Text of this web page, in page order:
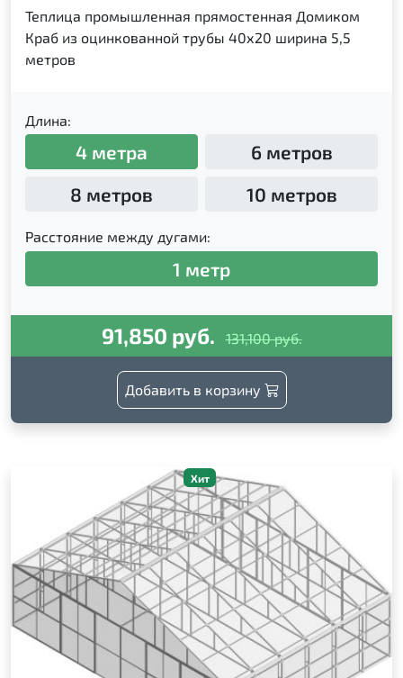
Теплица промышленная прямостенная Домиком
Краб из оцинкованной трубы 40х20 ширина 5,5
метров
Длина:
4 метра
6 метров
8 метров
10 метров
Расстояние между дугами:
1 метр
91,850 руб. 131,100 руб.
Добавить в корзину
Хит